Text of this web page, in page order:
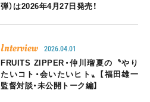
弾）は2026年4月27日発売！
Interview 2026.04.01
FRUITS ZIPPER・仲川瑠夏の〝やり
たいコト・会いたいヒト〟【福田雄一
監督対談・未公開トーク編】